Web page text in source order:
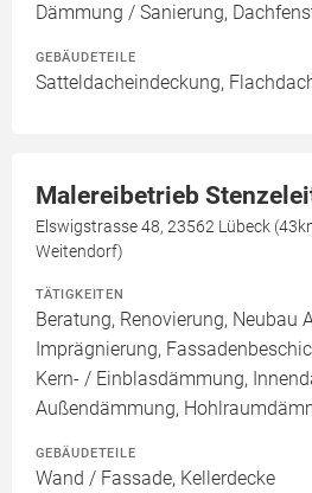
Dämmung / Sanierung,
GEBÄUDETEILE
Satteldacheindeckung,
Malereibetrieb
Elswigstrasse 48, 23562 Lübeck
Weitendorf)
TÄTIGKEITEN
Beratung, Renovierung, Neubau
Imprägnierung,
Kern- / Einblasdämmung,
Außendämmung,
GEBÄUDETEILE
Wand / Fassade, Kellerdecke